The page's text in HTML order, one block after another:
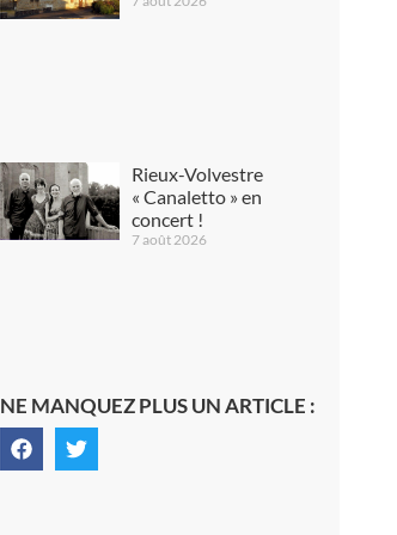
Rieux-Volvestre
« Canaletto » en
concert !
7 août 2026
NE MANQUEZ PLUS UN ARTICLE :